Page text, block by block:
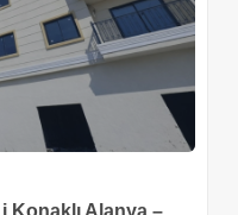
Konaklı Alanya –